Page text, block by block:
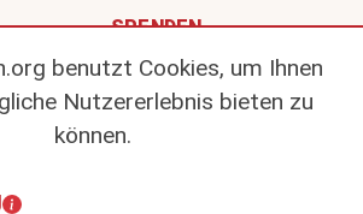
SPENDEN
Wirkung
benutzt Cookies, um Ihnen
Nutzererlebnis bieten zu
können.